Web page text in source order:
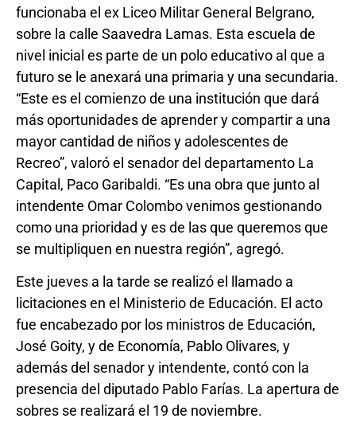
funcionaba el ex Liceo Militar General Belgrano,
sobre la calle Saavedra Lamas. Esta escuela de
nivel inicial es parte de un polo educativo al que a
futuro se le anexará una primaria y una secundaria.
“Este es el comienzo de una institución que dará
más oportunidades de aprender y compartir a una
mayor cantidad de niños y adolescentes de
Recreo”, valoró el senador del departamento La
Capital, Paco Garibaldi. “Es una obra que junto al
intendente Omar Colombo venimos gestionando
como una prioridad y es de las que queremos que
se multipliquen en nuestra región”, agregó.
Este jueves a la tarde se realizó el llamado a
licitaciones en el Ministerio de Educación. El acto
fue encabezado por los ministros de Educación,
José Goity, y de Economía, Pablo Olivares, y
además del senador y intendente, contó con la
presencia del diputado Pablo Farías. La apertura de
sobres se realizará el 19 de noviembre.